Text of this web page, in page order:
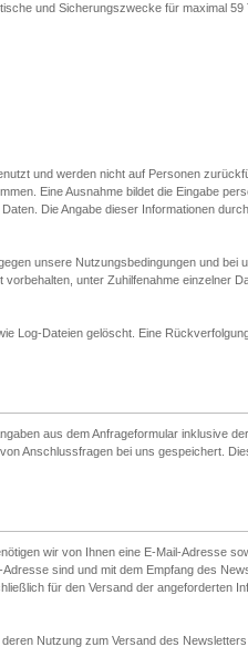
und Sicherungszwecke für maximal 59
und werden nicht auf Personen
Eine Ausnahme bildet die Eingabe
Die Angabe dieser Informationen
unsere Nutzungsbedingungen und bei
unter Zuhilfenahme einzelner
Log-Dateien gelöscht. Eine
aus dem Anfrageformular inklusive
Anschlussfragen bei uns gespeichert.
wir von Ihnen eine E-Mail-Adresse
sind und mit dem Empfang des
für den Versand der angeforderten
Nutzung zum Versand des